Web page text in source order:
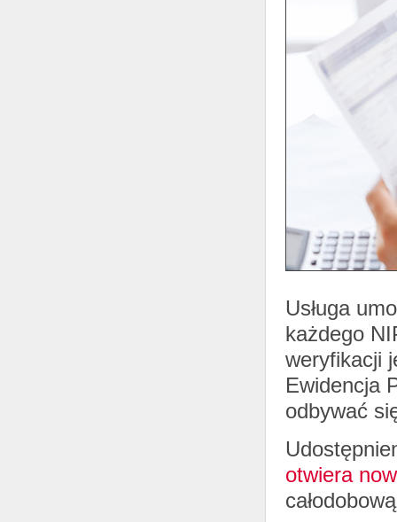
Usługa
każdego
weryfikacji
Ewidencja
odbywać
otwiera